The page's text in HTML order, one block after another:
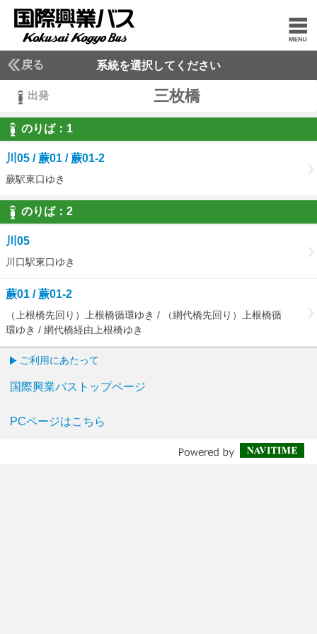
戻る 系統を選択してください
出発 三枚橋
のりば： 1
1
川05 / 蕨01 / 蕨01-2
蕨駅東口ゆき
のりば： 2
2
川05
川口駅東口ゆき
蕨01 / 蕨01-2
（上根橋先回り）上根橋循環ゆき / （網代橋先回り）上根橋循
環ゆき / 網代橋経由上根橋ゆき
ご利用にあたって
国際興業バストップページ
PCページはこちら